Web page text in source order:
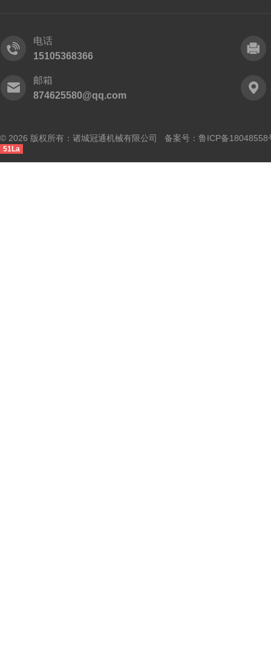
电话
15105368366
邮箱
874625580@qq.com
© 2026 版权所有：诸城冠通机械有限公司 备案号： 鲁ICP备18048558
51La